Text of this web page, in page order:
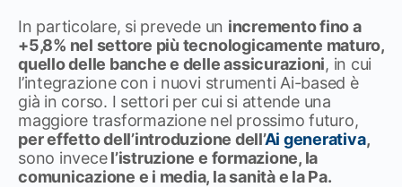
In particolare, si prevede un incremento fino a
+5,8% nel settore più tecnologicamente maturo,
quello delle banche e delle assicurazioni, in cui
l’integrazione con i nuovi strumenti Ai-based è
già in corso. I settori per cui si attende una
maggiore trasformazione nel prossimo futuro,
per effetto dell’introduzione dell’Ai generativa,
sono invecel’istruzione e formazione, la
comunicazione e i media, la sanità e la Pa.